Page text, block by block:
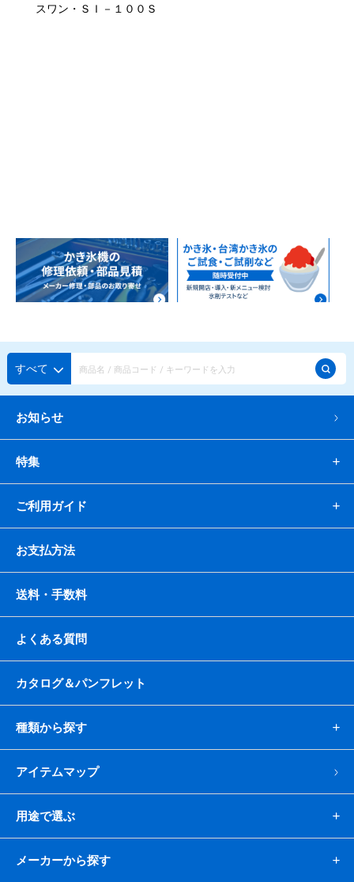
スワン・ＳＩ－１００Ｓ
すべて
お知らせ
特集
ご利用ガイド
お支払方法
送料・手数料
よくある質問
カタログ＆パンフレット
種類から探す
アイテムマップ
用途で選ぶ
メーカーから探す